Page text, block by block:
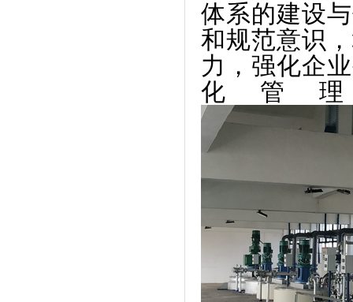
体系的建设
和规范意识
力，强化企
化管